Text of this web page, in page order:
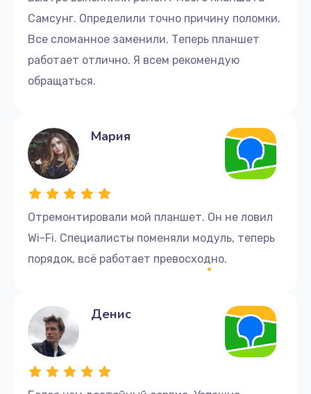
Самсунг. Определили точно причину поломки.
Все сломанное заменили. Теперь планшет
работает отлично. Я всем рекомендую
обращаться.
Отремонтировали мой планшет. Он не ловил
Wi-Fi. Специалисты поменяли модуль, теперь
порядок, всё работает превосходно.
Мария
Денис